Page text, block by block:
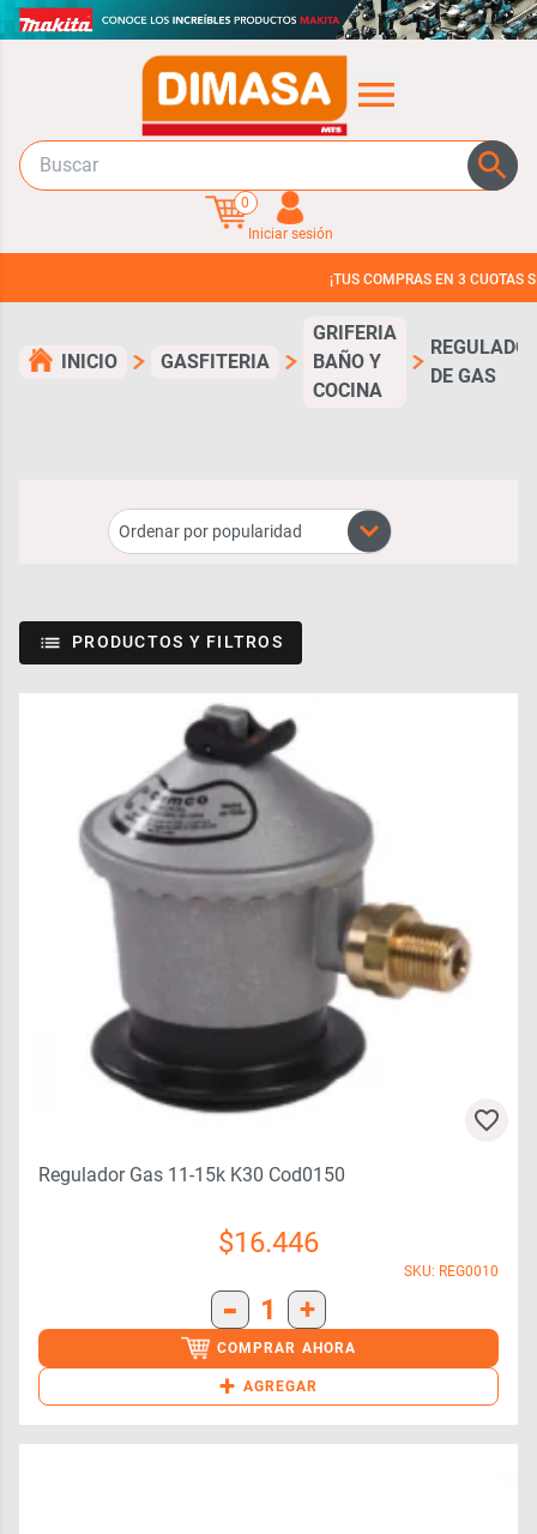
0
Iniciar sesión
¡TUS COMPRAS EN 3 CUOTAS SIN
INICIO GASFITERIA
GRIFERIA
BAÑO Y
COCINA
DE GAS
PRODUCTOS Y FILTROS
Regulador Gas 11-15k K30 Cod0150
$16.446
SKU: REG0010
- 1 +
COMPRAR AHORA
+ AGREGAR